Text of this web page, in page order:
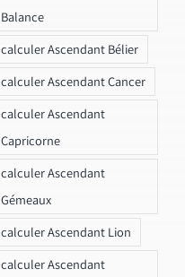
Balance
calculer Ascendant Bélier
calculer Ascendant Cancer
calculer Ascendant
Capricorne
calculer Ascendant
Gémeaux
calculer Ascendant Lion
calculer Ascendant